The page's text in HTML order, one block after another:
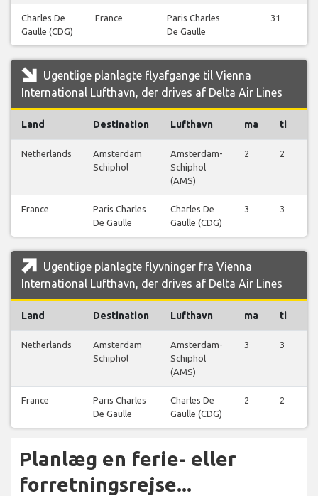
Charles De
Gaulle (CDG)
France
Paris Charles
De Gaulle
31
Ugentlige planlagte flyafgange til Vienna
International Lufthavn, der drives af Delta Air Lines
Land Destination Lufthavn ma ti
Netherlands
Amsterdam
Schiphol
Amsterdam-
Schiphol
(AMS)
2 2
France
Paris Charles
De Gaulle
Charles De
Gaulle (CDG)
3 3
Ugentlige planlagte flyvninger fra Vienna
International Lufthavn, der drives af Delta Air Lines
Land Destination Lufthavn ma ti
Netherlands
Amsterdam
Schiphol
Amsterdam-
Schiphol
(AMS)
3 3
France
Paris Charles
De Gaulle
Charles De
Gaulle (CDG)
2 2
Planlæg en ferie- eller
forretningsrejse...